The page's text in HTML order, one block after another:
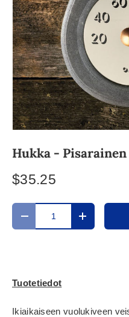
Hukka -
$35.25
Määrä
Translation missing:
Tuotetiedot
Ikiaikaiseen vuolukiveen